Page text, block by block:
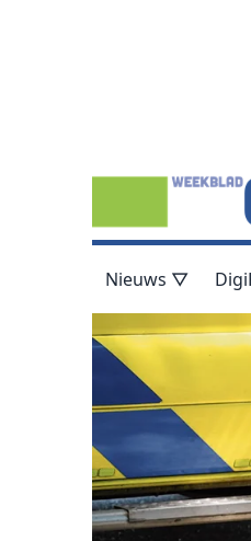
Nieuws ▽